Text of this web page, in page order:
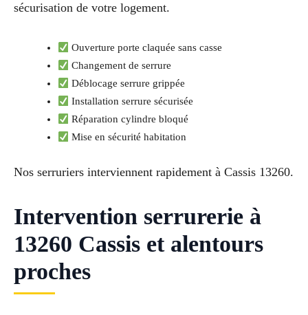
sécurisation de votre logement.
Ouverture porte claquée sans casse
Changement de serrure
Déblocage serrure grippée
Installation serrure sécurisée
Réparation cylindre bloqué
Mise en sécurité habitation
Nos serruriers interviennent rapidement à Cassis 13260.
Intervention serrurerie à
13260 Cassis et alentours
proches